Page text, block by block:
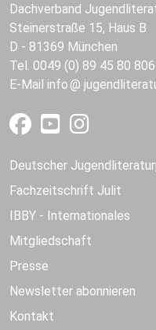
Dachverband
Steinerstraße 15, Haus B
D - 81369 München
Tel. 0049 (0) 89 45 80 806
E-Mail info
Deutscher
Fachzeitschrift Julit
IBBY - Internationales
Mitgliedschaft
Presse
Newsletter abonnieren
Kontakt